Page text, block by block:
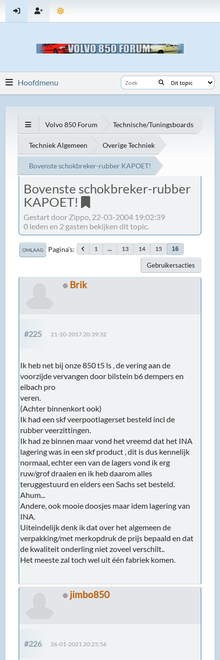
Hoofdmenu
Volvo 850 Forum Technische/Tuningsboards
Techniek Algemeen Overige Techniek
Bovenste schokbreker-rubber KAPOET!
Bovenste schokbreker-rubber
KAPOET!
Gestart door Zippo, 22-03-2004 19:02:39
0 leden en 2 gasten bekijken dit topic.
OMLAAG Pagina's 1 ... 13 14 15 16
Gebruikersacties
Brik
#225 21-10-2017 20:39:32
Ik heb net bij onze 850 t5 ls , de vering aan de
voorzijde vervangen door bilstein b6 dempers en
eibach pro
veren.
(Achter binnenkort ook)
Ik had een skf veerpootlagerset besteld incl de
rubber veerzittingen.
Ik had ze binnen maar vond het vreemd dat het INA
lagering was in een skf product , dit is dus kennelijk
normaal, echter een van de lagers vond ik erg
ruw/grof draaien en ik heb daarom alles
teruggestuurd en elders een Sachs set besteld.
Ahum...
Andere, ook mooie doosjes maar idem lagering van
INA.
Uiteindelijk denk ik dat over het algemeen de
verpakking/met merkopdruk de prijs bepaald en dat
de kwaliteit onderling niet zoveel verschilt..
Het meeste zal toch wel uit één fabriek komen.
jimbo850
#226 26-01-2021 20:25:56